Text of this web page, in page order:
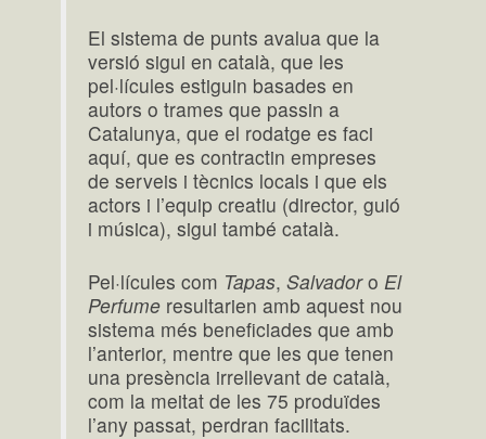
El sistema de punts avalua que la
versió sigui en català, que les
pel·lícules estiguin basades en
autors o trames que passin a
Catalunya, que el rodatge es faci
aquí, que es contractin empreses
de serveis i tècnics locals i que els
actors i l’equip creatiu (director, guió
i música), sigui també català.
Pel·lícules com Tapas,Salvadoro El
Perfume resultarien amb aquest nou
sistema més beneficiades que amb
l’anterior, mentre que les que tenen
una presència irrellevant de català,
com la meitat de les 75 produïdes
l’any passat, perdran facilitats.